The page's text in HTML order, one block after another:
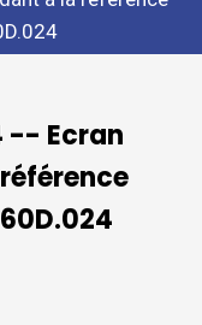
-- Ecran